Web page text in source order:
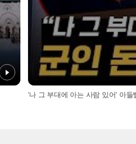
'나 그 부대에 아는 사람 있어' 아들